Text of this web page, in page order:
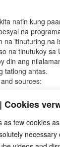
Cookies
as few cookies
necessary
natin kung
na
na itinuturing na
na tinutukoy sa
din ang
tatlong antas.
sources:
phase.
changes at the